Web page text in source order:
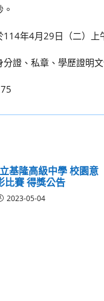
114年4月29日（二）
證、私章、學歷證明
基隆高級中學 校園意
比賽 得獎公告
2023-05-04